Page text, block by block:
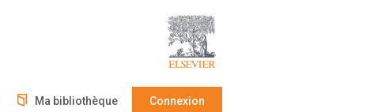
Ma bibliothèque Connexion